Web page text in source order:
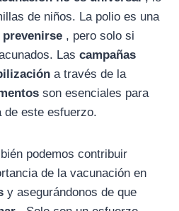
de niños. La polio es una
prevenirse , pero solo si
Las campañas
a través de la
son esenciales para
de este esfuerzo.
podemos contribuir
de la vacunación en
y asegurándonos de que